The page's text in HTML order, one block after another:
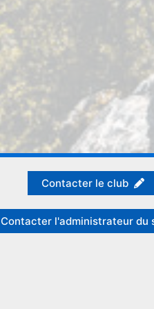
Contacter le club
Contacter l'administrateur du